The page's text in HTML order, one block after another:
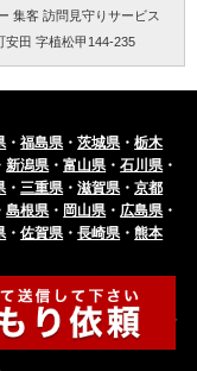
集客 訪問見守りサービス
安田 字植松甲144-235
・福島県・茨城県・栃木
新潟県・富山県・石川県・
・三重県・滋賀県・京都
島根県・ 岡山県・ 広島県・
・佐賀県・長崎県・熊本
・日経新聞・地方紙など